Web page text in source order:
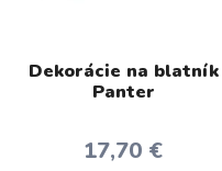
Dekorácie na blatník
Panter
17,70 €